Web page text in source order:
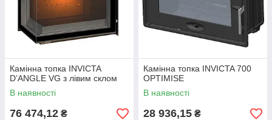
Камінна топка INVICTA
D’ANGLE VG з лівим склом
В наявності
76 474,12 ₴
Камінна топка INVICTA 700
OPTIMISE
В наявності
28 936,15 ₴